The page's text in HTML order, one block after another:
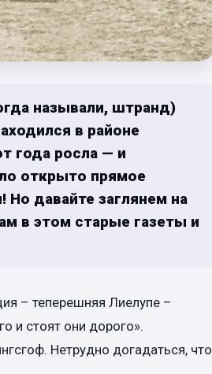
называли, штранд)
в районе
года росла — и
открыто прямое
давайте заглянем на
в этом старые газеты и
– теперешняя Лиелупе –
и стоят они дорого».
Нетрудно догадаться, что